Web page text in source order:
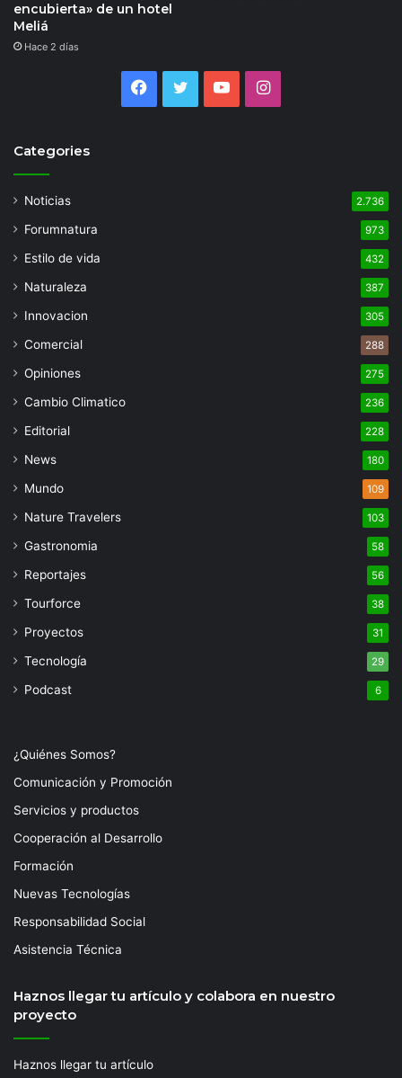
encubierta» de un hotel
Meliá
Hace 2 días
Facebook
TwitterYouTubeInstagram
Categories
Noticias 2.736
Forumnatura 973
Estilo de vida 432
Naturaleza 387
Innovacion 305
Comercial 288
Opiniones 275
Cambio Climatico 236
Editorial 228
News 180
Mundo 109
Nature Travelers 103
Gastronomia 58
Reportajes 56
Tourforce 38
Proyectos 31
Tecnología 29
Podcast 6
¿Quiénes Somos?
Comunicación y Promoción
Servicios y productos
Cooperación al Desarrollo
Formación
Nuevas Tecnologías
Responsabilidad Social
Asistencia Técnica
Haznos llegar tu artículo y colabora en nuestro
proyecto
Haznos llegar tu artículo